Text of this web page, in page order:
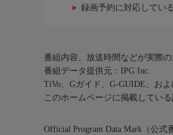
録画予約に対応してい
番組内容、放送時間などが実際
番組データ提供元：IPG Inc.
TiVo、Gガイド、G-GUIDE、お
このホームページに掲載してい
Official Program Data Mark（公式